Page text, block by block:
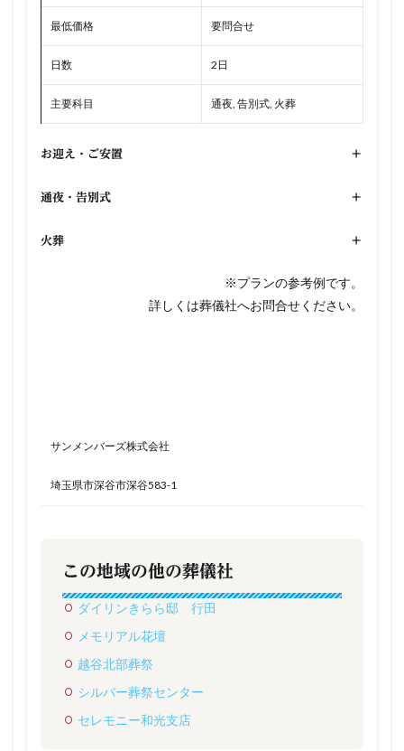
最低価格 要問合せ
日数 2日
主要科目 通夜, 告別式, 火葬
お迎え・ご安置 +
通夜・告別式 +
火葬 +
※プランの参考例です。
詳しくは葬儀社へお問合せください。
サンメンバーズ株式会社
埼玉県市深谷市深谷583-1
この地域の他の葬儀社
ダイリンきらら邸 行田
メモリアル花壇
越谷北部葬祭
シルバー葬祭センター
セレモニー和光支店